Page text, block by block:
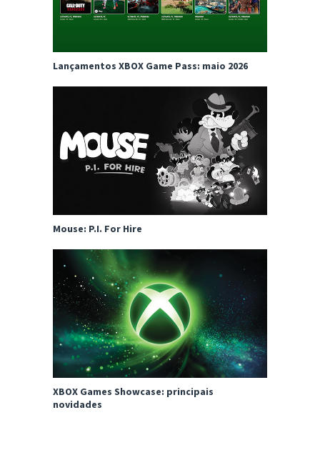
Lançamentos XBOX Game Pass: maio 2026
Mouse: P.I. For Hire
XBOX Games Showcase: principais
novidades